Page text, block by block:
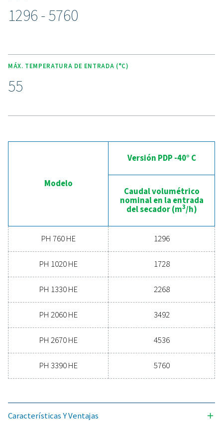
configuraciones sin electricidad. La prefiltración y
opcional mejoran aún más la pureza del aire, lo que
Experimente las ventajas
secado del aire
¿Listo para llevar su sistema de aire
siguiente nivel? Invertir en un secador de calidad
un aire limpio y seco que protege su equipo,
costes de mantenimiento y aumenta la eficiencia
fiabilidad y ahorro energético, un secador de
rendimiento puede mejorar significativamente
operaciones. Póngase en contacto con nosotros
mismo y descubra cómo la actualización de su
de secado de aire puede beneficiar a su
Póngase en contacto con nuestros
tratamiento del aire
Especificaciones